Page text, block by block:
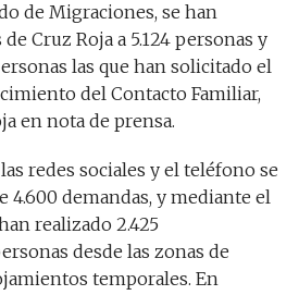
de Migraciones, se han
Cruz Roja a 5.124 personas y
las que han solicitado el
del Contacto Familiar,
en nota de prensa.
redes sociales y el teléfono se
4.600 demandas, y mediante el
realizado 2.425
desde las zonas de
temporales. En